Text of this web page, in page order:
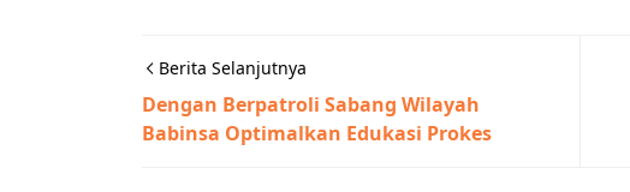
Berita Selanjutnya
Dengan Berpatroli Sabang Wilayah
Babinsa Optimalkan Edukasi Prokes